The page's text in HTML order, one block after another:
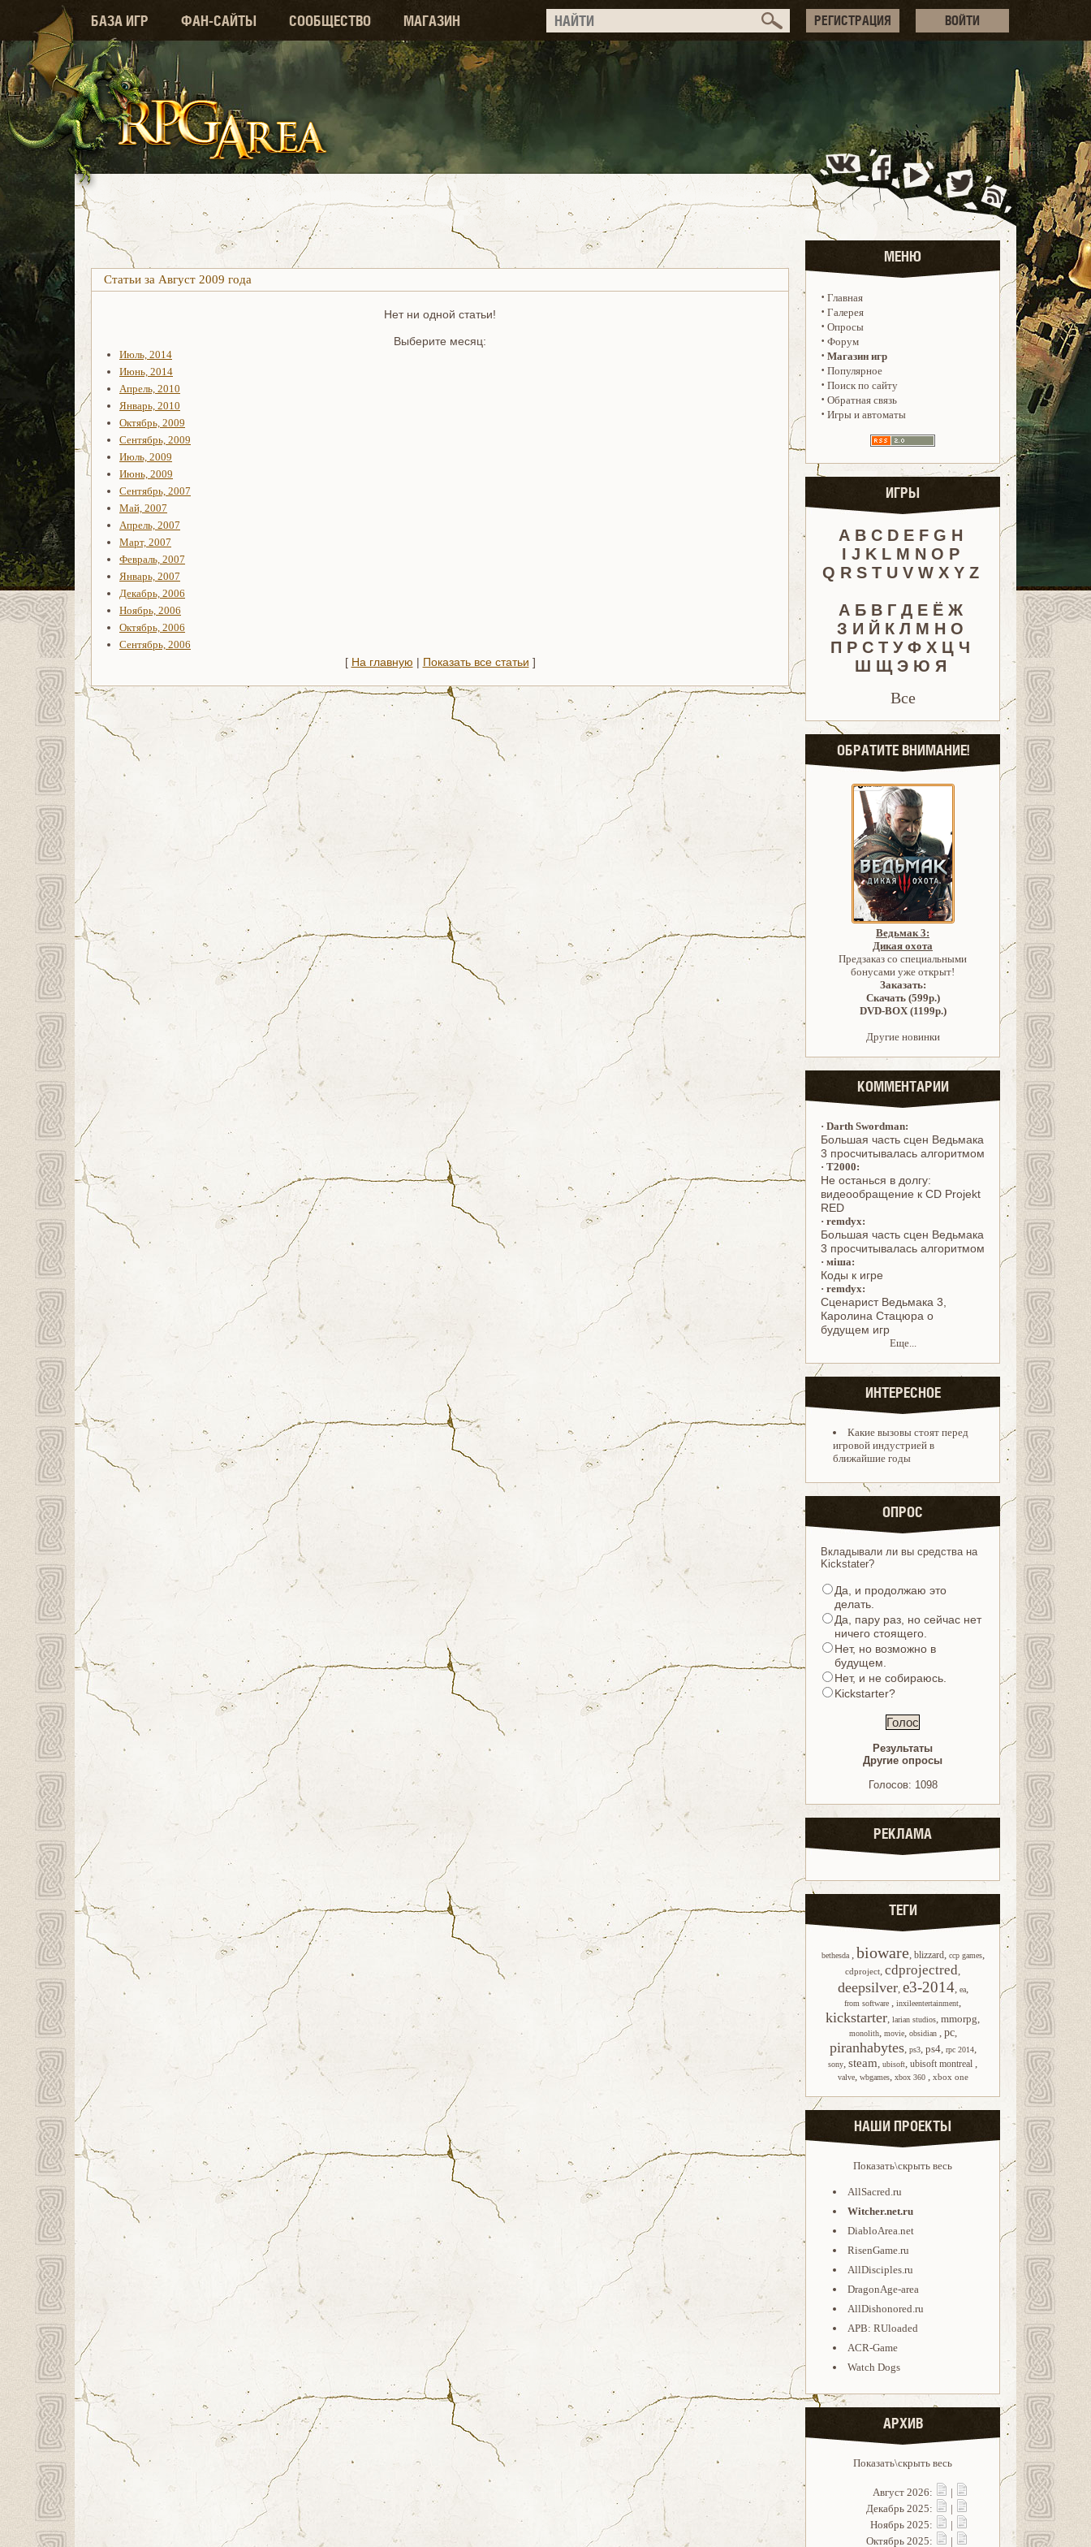
БАЗА ИГР ФАН-САЙТЫ СООБЩЕСТВО МАГАЗИН РЕГИСТРАЦИЯ ВОЙТИ
Статьи за Август 2009 года
Нет ни одной статьи!
Выберите месяц:
Июль, 2014
Июнь, 2014
Апрель, 2010
Январь, 2010
Октябрь, 2009
Сентябрь, 2009
Июль, 2009
Июнь, 2009
Сентябрь, 2007
Май, 2007
Апрель, 2007
Март, 2007
Февраль, 2007
Январь, 2007
Декабрь, 2006
Ноябрь, 2006
Октябрь, 2006
Сентябрь, 2006
[ На главную | Показать все статьи ]
МЕНЮ
· Главная
· Галерея
· Опросы
· Форум
· Магазин игр
· Популярное
· Поиск по сайту
· Обратная связь
· Игры и автоматы
ИГРЫ
A B C D E F G H
I J K L M N O P
Q R S T U V W X Y Z
А Б В Г Д Е Ё Ж
З И Й К Л М Н О
П Р С Т У Ф Х Ц Ч
Ш Щ Э Ю Я
Все
ОБРАТИТЕ ВНИМАНИЕ!
Ведьмак 3:
Дикая охота
Предзаказ со специальными
бонусами уже открыт!
Заказать:
Скачать (599р.)
DVD-BOX (1199р.)
Другие новинки
КОММЕНТАРИИ
· Darth Swordman:
Большая часть сцен Ведьмака
3 просчитывалась алгоритмом
· T2000:
Не останься в долгу:
видеообращение к CD Projekt
RED
· remdyx:
Большая часть сцен Ведьмака
3 просчитывалась алгоритмом
· міша:
Коды к игре
· remdyx:
Cценарист Ведьмака 3,
Каролина Стацюра о
будущем игр
Еще...
ИНТЕРЕСНОЕ
Какие вызовы стоят перед
игровой индустрией в
ближайшие годы
ОПРОС
Вкладывали ли вы средства на
Kickstater?
Да, и продолжаю это
делать.
Да, пару раз, но сейчас нет
ничего стоящего.
Нет, но возможно в
будущем.
Нет, и не собираюсь.
Kickstarter?
Результаты
Другие опросы
Голосов: 1098
РЕКЛАМА
ТЕГИ
bethesda , bioware, blizzard, ccp games,
cdproject, cdprojectred,
deepsilver, e3-2014, ea,
from software , inxileentertainment,
kickstarter, larian studios, mmorpg,
monolith, movie, obsidian , pc,
piranhabytes, ps3, ps4, rpc 2014,
sony, steam, ubisoft, ubisoft montreal ,
valve, wbgames, xbox 360 , xbox one
НАШИ ПРОЕКТЫ
Показать\скрыть весь
AllSacred.ru
Witcher.net.ru
DiabloArea.net
RisenGame.ru
AllDisciples.ru
DragonAge-area
AllDishonored.ru
APB: RUloaded
ACR-Game
Watch Dogs
АРХИВ
Показать\скрыть весь
Август 2026:
|
Декабрь 2025:
|
Ноябрь 2025:
|
Октябрь 2025:
|